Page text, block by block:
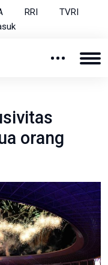
RRI
TVRI
orang